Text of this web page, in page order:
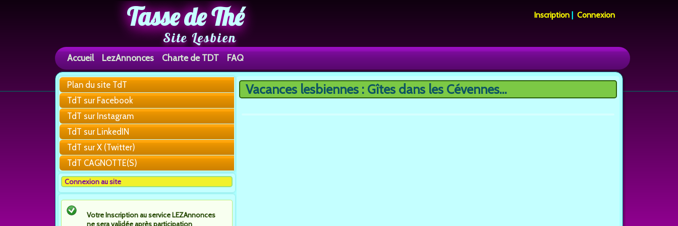
Tasse de Thé
Site Lesbien
Inscription |Connexion
Accueil LezAnnonces Charte de TDT FAQ
Plan du site TdT
TdT sur Facebook
TdT sur Instagram
TdT sur LinkedIN
TdT sur X (Twitter)
TdT CAGNOTTE(S)
Connexion au site
Votre Inscription au service LEZAnnonces
ne sera validée après participation
Vous êtes ici
Vacances lesbiennes : Gîtes dans les Cévennes...